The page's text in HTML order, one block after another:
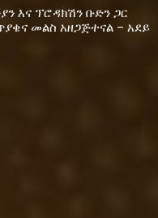
እና ፕሮዳክሽን ቡድን ጋር
መልስ አዘጋጅተናል – አደይ